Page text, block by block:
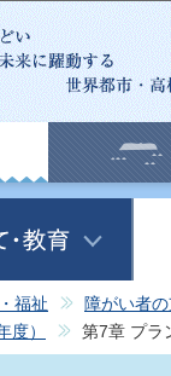
この
福祉
障がい者
度）
第7章 プラ